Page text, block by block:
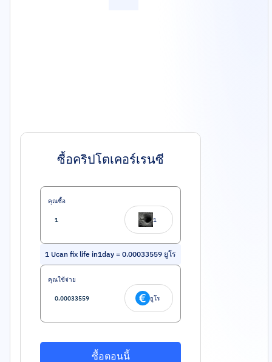
ซื้อคริปโตเคอร์เรนซี
คุณซื้อ
1
1 Ucan fix life in1day = 0.00033559 ยูโร
คุณใช้จ่าย
ยูโร
ซื้อตอนนี้